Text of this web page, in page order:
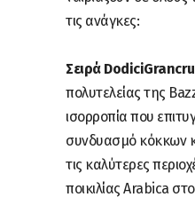
τις ανάγκες:
Σειρά
πολυτελείας της
ισορροπία που
συνδυασμό κόκκων
τις καλύτερες
ποικιλίας Arabica